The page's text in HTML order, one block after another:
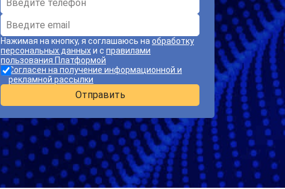
Нажимая на кнопку, я соглашаюсь на обработку
персональных данныхи с правилами
пользования Платформой
Согласен на получение информационной и
рекламной рассылки
Отправить